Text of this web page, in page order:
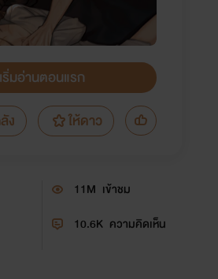
เริ่มอ่านตอนแรก
ง
ให้ดาว
11M เข้าชม
10.6K ความคิดเห็น